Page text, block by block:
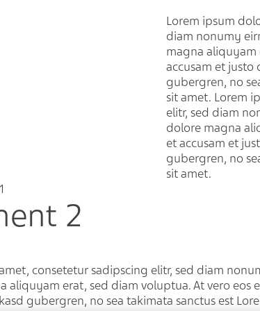
Lorem ipsum
diam nonumy
magna aliquyam
accusam et justo
gubergren, no
sit amet. Lorem
elitr, sed diam
dolore magna
et accusam et
gubergren, no
sit amet.
2
consetetur sadipscing elitr, sed diam
aliquyam erat, sed diam voluptua. At vero eos
gubergren, no sea takimata sanctus est